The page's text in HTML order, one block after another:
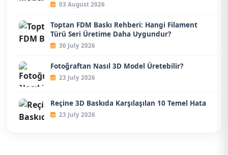
03 August 2026
Toptan FDM Baskı Rehberi: Hangi Filament
Türü Seri Üretime Daha Uygundur?
30 July 2026
Fotoğraftan Nasıl 3D Model Üretebilir?
23 July 2026
Reçine 3D Baskıda Karşılaşılan 10 Temel Hata
23 July 2026